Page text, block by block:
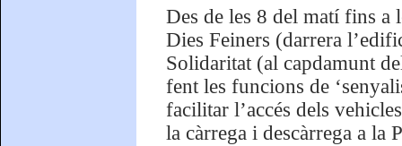
Des de les 8 del matí fins a
Dies Feiners (darrera
Solidaritat (al capdamunt
fent les funcions de
facilitar l’accés dels
la càrrega i descàrrega a la